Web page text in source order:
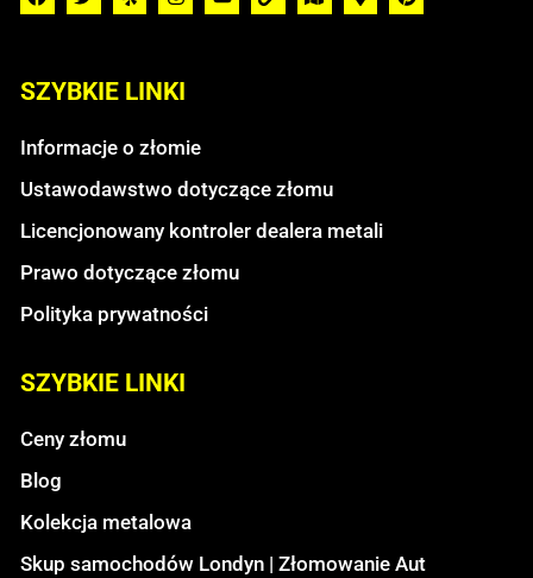
SZYBKIE LINKI
Informacje o złomie
Ustawodawstwo dotyczące złomu
Licencjonowany kontroler dealera metali
Prawo dotyczące złomu
Polityka prywatności
SZYBKIE LINKI
Ceny złomu
Blog
Kolekcja metalowa
Skup samochodów Londyn | Złomowanie Aut